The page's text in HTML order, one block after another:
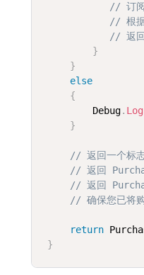
// 订阅
// 根据
// 返回
}
}
else
{
         Debug
. Log
}
// 返回一个标志
// 返回
// 返回
// 确保您已将购
return
}